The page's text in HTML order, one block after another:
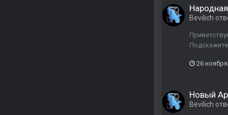
Bevilich
26
Новый
Bevilich